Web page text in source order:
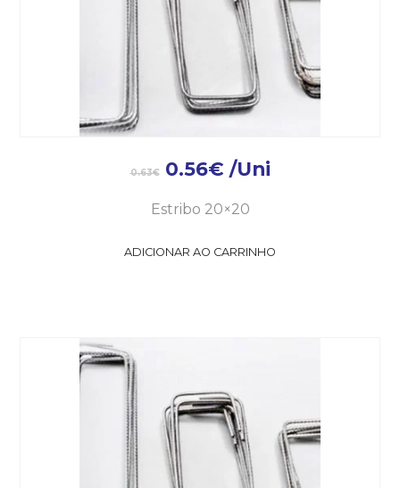
0.63€ 0.56€ /Uni
Estribo 20×20
ADICIONAR AO CARRINHO